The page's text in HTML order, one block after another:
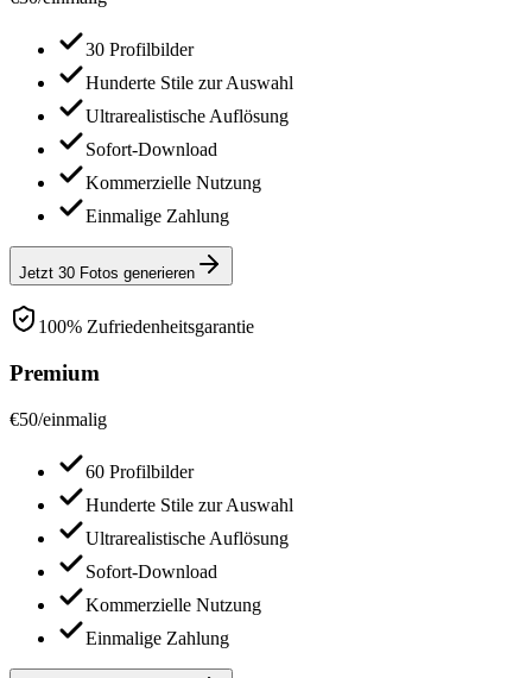
30 Profilbilder
Hunderte Stile zur Auswahl
Ultrarealistische Auflösung
Sofort-Download
Kommerzielle Nutzung
Einmalige Zahlung
Jetzt 30 Fotos generieren
100% Zufriedenheitsgarantie
Premium
€50/einmalig
60 Profilbilder
Hunderte Stile zur Auswahl
Ultrarealistische Auflösung
Sofort-Download
Kommerzielle Nutzung
Einmalige Zahlung